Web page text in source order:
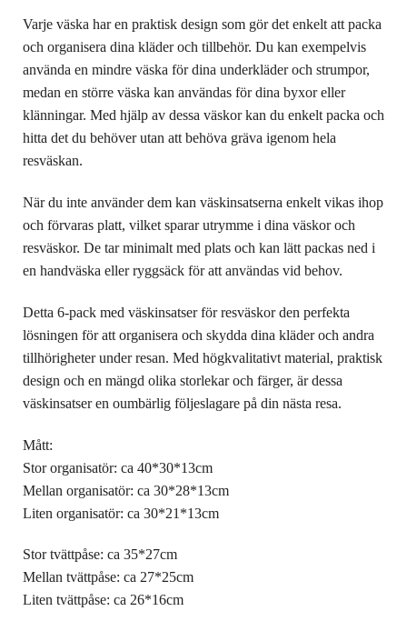
Varje väska har en praktisk design som gör det enkelt att packa
och organisera dina kläder och tillbehör. Du kan exempelvis
använda en mindre väska för dina underkläder och strumpor,
medan en större väska kan användas för dina byxor eller
klänningar. Med hjälp av dessa väskor kan du enkelt packa och
hitta det du behöver utan att behöva gräva igenom hela
resväskan.
När du inte använder dem kan väskinsatserna enkelt vikas ihop
och förvaras platt, vilket sparar utrymme i dina väskor och
resväskor. De tar minimalt med plats och kan lätt packas ned i
en handväska eller ryggsäck för att användas vid behov.
Detta 6-pack med väskinsatser för resväskor den perfekta
lösningen för att organisera och skydda dina kläder och andra
tillhörigheter under resan. Med högkvalitativt material, praktisk
design och en mängd olika storlekar och färger, är dessa
väskinsatser en oumbärlig följeslagare på din nästa resa.
Mått:
Stor organisatör: ca 40*30*13cm
Mellan organisatör: ca 30*28*13cm
Liten organisatör: ca 30*21*13cm
Stor tvättpåse: ca 35*27cm
Mellan tvättpåse: ca 27*25cm
Liten tvättpåse: ca 26*16cm